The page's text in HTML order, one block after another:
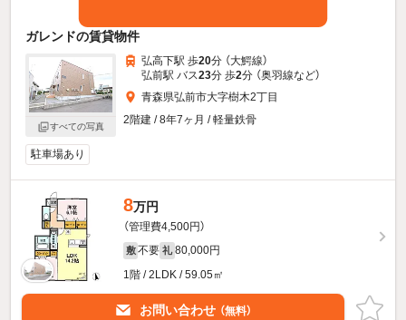
ガレンドの賃貸物件
すべての写真
弘高下駅 歩20分 （大鰐線）
弘前駅 バス23分 歩2分 （奥羽線など）
青森県弘前市大字樹木2丁目
2階建 / 8年7ヶ月 / 軽量鉄骨
駐車場あり
8万円
（管理費4,500円）
敷 不要 礼 80,000円
1階 / 2LDK / 59.05㎡
お問い合わせ （無料）